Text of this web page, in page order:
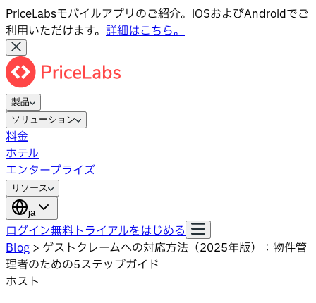
PriceLabsモバイルアプリのご紹介。iOSおよびAndroidでご
利用いただけます。 詳細はこちら。
製品
ソリューション
料金
ホテル
エンタープライズ
リソース
ja
ログイン無料トライアルをはじめる
Blog > ゲストクレームへの対応方法（2025年版）：物件管
理者のための5ステップガイド
ホスト